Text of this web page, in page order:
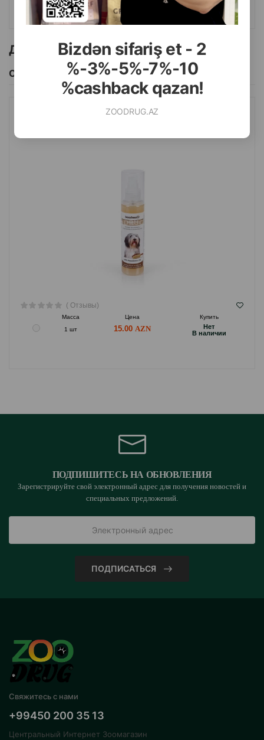
Bizdən sifariş et - 2
%-3%-5%-7%-10
%cashback qazan!
ZOODRUG.AZ
КУПИТЬ
Другие товоры бренда
Смотреть Все
( Отзывы)
Масса Цена
Купить
1 шт
15.00
Hет
B наличии
ПОДПИШИТЕСЬ НА ОБНОВЛЕНИЯ
Зарегистрируйте свой электронный адрес для получения новостей и
специальных предложений.
ПОДПИСАТЬСЯ
Свяжитесь с нами
+99450 200 35 13
Центральный Интернет Зоомагазин